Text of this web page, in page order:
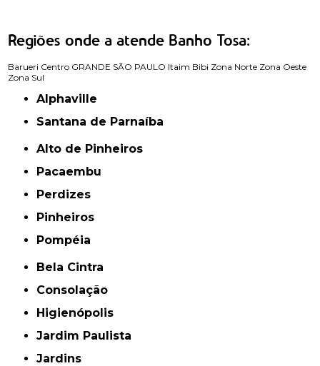
Regiões onde a atende Banho Tosa:
Barueri Centro GRANDE SÃO PAULO Itaim Bibi Zona Norte Zona Oeste
Zona Sul
Alphaville
Santana de Parnaíba
Alto de Pinheiros
Pacaembu
Perdizes
Pinheiros
Pompéia
Bela Cintra
Consolação
Higienópolis
Jardim Paulista
Jardins